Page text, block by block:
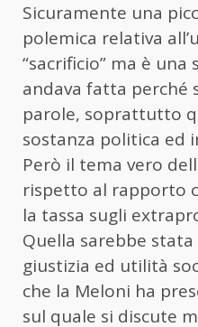
Sicuramente una
polemica relativa
“sacrificio” ma è
andava fatta perché
parole, soprattutto
sostanza politica ed
Però il tema vero
rispetto al rapporto
la tassa sugli
Quella sarebbe
giustizia ed utilità
che la Meloni ha
sul quale si discute